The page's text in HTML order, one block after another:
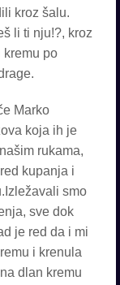
kroz šalu.
li ti nju!?, kroz
kremu po
Marko
koja ih je
rukama,
kupanja i
smo
sve dok
je red da i mi
i krenula
dlan kremu